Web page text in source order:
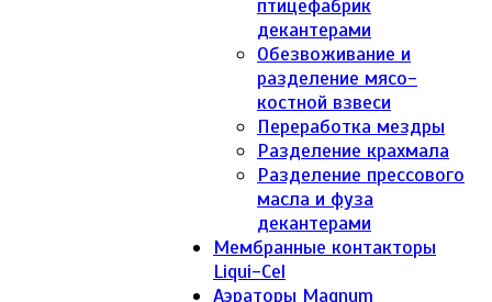
птицефабрик
декантерами
Обезвоживание и
разделение мясо-
костной взвеси
Переработка мездры
Разделение крахмала
Разделение прессового
масла и фуза
декантерами
Мембранные контакторы
Liqui-Cel
Аэраторы Magnum